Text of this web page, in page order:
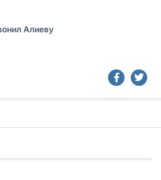
Алиеву